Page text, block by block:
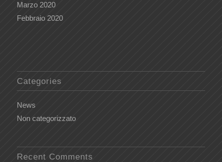
Marzo 2020
Febbraio 2020
Categories
News
Non categorizzato
Recent Comments